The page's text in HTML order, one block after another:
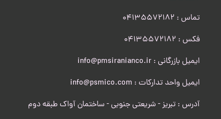
تماس : 04135572182
​​​​​​​فکس : 04135572182
ایمیل بازرگانی : info@pmsiranianco.ir
ایمیل واحد تدارکات : info@psmico.com
آدرس : تبریز - شریعتی جنوبی - ساختمان آواک طبقه دوم